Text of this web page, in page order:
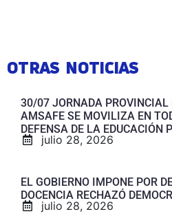
OTRAS NOTICIAS
30/07 JORNADA PROVINCIAL
AMSAFE SE MOVILIZA EN
DEFENSA DE LA EDUCACIÓN
julio 28, 2026
EL GOBIERNO IMPONE POR
DOCENCIA RECHAZÓ
julio 28, 2026